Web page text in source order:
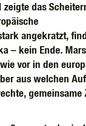
das
angekratzt,
– kein Ende.
vor in den
aus welchen
gemeinsame